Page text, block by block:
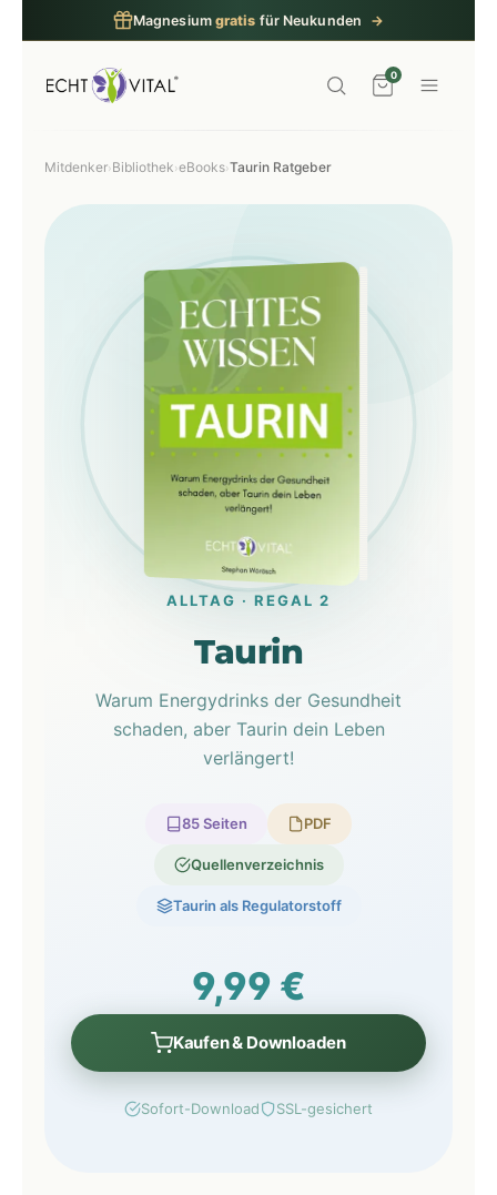
0
Mitdenker›Bibliothek›eBooks›Taurin Ratgeber
ALLTAG · REGAL 2
Taurin
Warum Energydrinks der Gesundheit
schaden, aber Taurin dein Leben
verlängert!
85 Seiten PDF
Quellenverzeichnis
Taurin als Regulatorstoff
9,99 €
Kaufen & Downloaden
Sofort-Download SSL-gesichert